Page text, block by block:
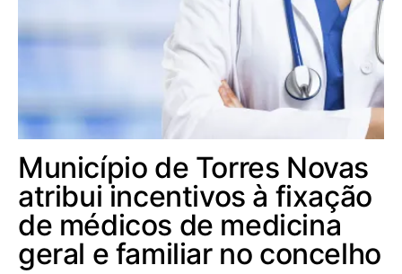
Município de Torres Novas
atribui incentivos à fixação
de médicos de medicina
geral e familiar no concelho